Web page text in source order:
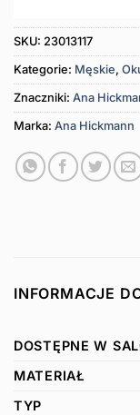
SKU: 23013117
Kategorie: Męskie,
Znaczniki: Ana
Marka: Ana Hickmann
INFORMACJE
DOSTĘPNE W
MATERIAŁ
TYP